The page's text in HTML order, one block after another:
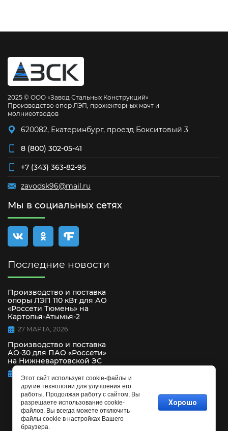
2025 © ООО «Завод Стальных Конструкций»
Производство опор ЛЭП, прожекторных мачт и
молниеотводов
620082, Екатеринбург, проезд Бокситовый 3
8 (800) 302-05-41
+7 (343) 363-82-95
zavodsk96@mail.ru
Мы в социальных сетях
Последние новости
Производство и поставка
опоры ЛЭП 110 кВт для АО
«Россети Тюмень» на
Картопья-Атымья-2
27 МАРТА, 2026
Производство и поставка
АО-30 для ПАО «Россети»
на Нижневартовской ЭС
15 СЕНТЯБРЯ, 2025
Этот сайт использует cookie-файлы и
другие технологии для улучшения его
работы. Продолжая работу с сайтом, Вы
разрешаете использование cookie-
файлов. Вы всегда можете отключить
файлы cookie в настройках Вашего
браузера.
Хорошо